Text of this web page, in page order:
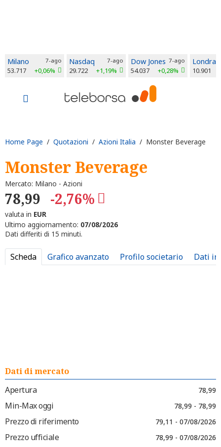
Milano 7-ago
53.717 +0,06%
Nasdaq 7-ago
29.722 +1,19%
Dow Jones 7-ago
54.037 +0,28%
Londra
10.901
Home Page / Quotazioni / Azioni Italia / Monster Beverage
Monster Beverage
Mercato: Milano - Azioni
78,99 -2,76%
valuta in EUR
Ultimo aggiornamento: 07/08/2026
Dati differiti di 15 minuti.
Scheda Grafico avanzato Profilo societario Dati
Dati di mercato
Apertura
78,99
Min-Max oggi 78,99 - 78,99
Prezzo di riferimento 79,11 - 07/08/2026
Prezzo ufficiale 78,99 - 07/08/2026